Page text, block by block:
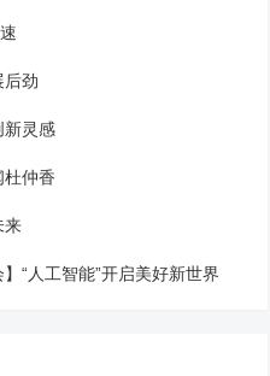
后劲
新灵感
杜仲香
来
“人工智能”开启美好新世界